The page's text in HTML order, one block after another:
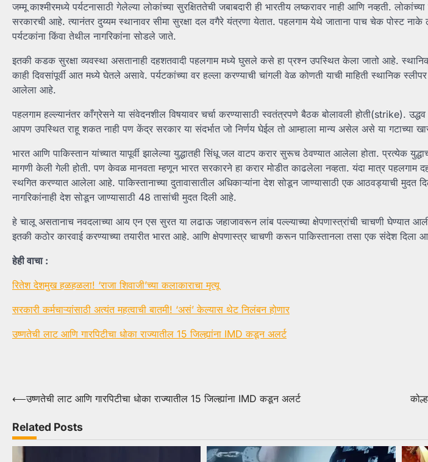
जम्मू काश्मीरमध्ये पर्यटनासाठी गेलेल्या लोकांच्या सुरक्षिततेची जबाबदारी ही भारतीय लष्करावर नाही आणि नव्हती.
सरकारची आहे. त्यानंतर दुय्यम स्थानावर सीमा सुरक्षा दल वगैरे यंत्रणा येतात. पहलगाम येथे जाताना पाच चेक पोस्ट
पर्यटकांना किंवा तेथील नागरिकांना सोडले जाते.
इतकी कडक सुरक्षा व्यवस्था असतानाही दहशतवादी पहलगाम मध्ये घुसले कसे हा प्रश्न उपस्थित केला जातो आहे. स्थानिक
काही दिवसांपूर्वी आत मध्ये घेतले असावे. पर्यटकांच्या वर हल्ला करण्याची चांगली वेळ कोणती याची माहिती स्थानिक
आलेला आहे.
पहलगाम हल्ल्यानंतर काँग्रेसने या संवेदनशील विषयावर चर्चा करण्यासाठी स्वतंत्रपणे बैठक बोलावली होती(strike).
आपण उपस्थित राहू शकत नाही पण केंद्र सरकार या संदर्भात जो निर्णय घेईल तो आम्हाला मान्य असेल असे या गटाच्या
भारत आणि पाकिस्तान यांच्यात यापूर्वी झालेल्या युद्धातही सिंधू जल वाटप करार सुरूच ठेवण्यात आलेला होता. प्रत्येक
मागणी केली गेली होती. पण केवळ मानवता म्हणून भारत सरकारने हा करार मोडीत काढलेला नव्हता. यंदा मात्र पहलगाम
स्थगित करण्यात आलेला आहे. पाकिस्तानाच्या दुतावासातील अधिकाऱ्यांना देश सोडून जाण्यासाठी एक आठवड्याची मुदत
नागरिकांनाही देश सोडून जाण्यासाठी 48 तासांची मुदत दिली आहे.
हे चालू असतानाच नवदलाच्या आय एन एस सुरत या लढाऊ जहाजावरून लांब पल्ल्याच्या क्षेपणास्त्रांची चाचणी घेण्यात
इतकी कठोर कारवाई करण्याच्या तयारीत भारत आहे. आणि क्षेपणास्त्र चाचणी करून पाकिस्तानला तसा एक संदेश दिला
हेही वाचा :
रितेश देशमुख हळहळला! ‘राजा शिवाजी’च्या कलाकाराचा मृत्यू
सरकारी कर्मचाऱ्यांसाठी अत्यंत महत्वाची बातमी! ‘असं’ केल्यास थेट निलंबन होणार
उष्णतेची लाट आणि गारपिटीचा धोका राज्यातील 15 जिल्ह्यांना IMD कडून अलर्ट
Post
navigation
⟵उष्णतेची लाट आणि गारपिटीचा धोका राज्यातील 15 जिल्ह्यांना IMD कडून अलर्ट
Related Posts